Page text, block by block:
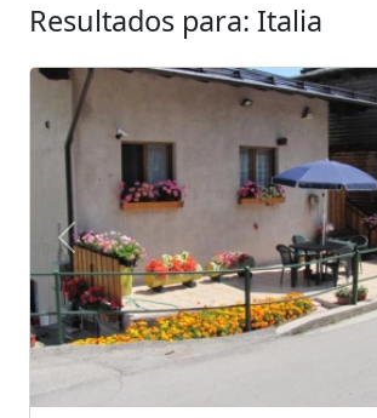
Resultados para: Italia
Previous